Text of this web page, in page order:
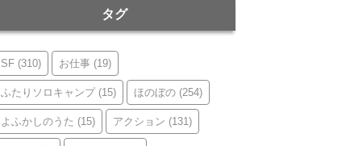
タグ
SF (310) お仕事 (19)
ふたりソロキャンプ(15) ほのぼの (254)
よふかしのうた (15) アクション (131)